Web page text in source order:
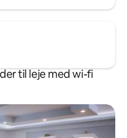
til leje med wi-fi